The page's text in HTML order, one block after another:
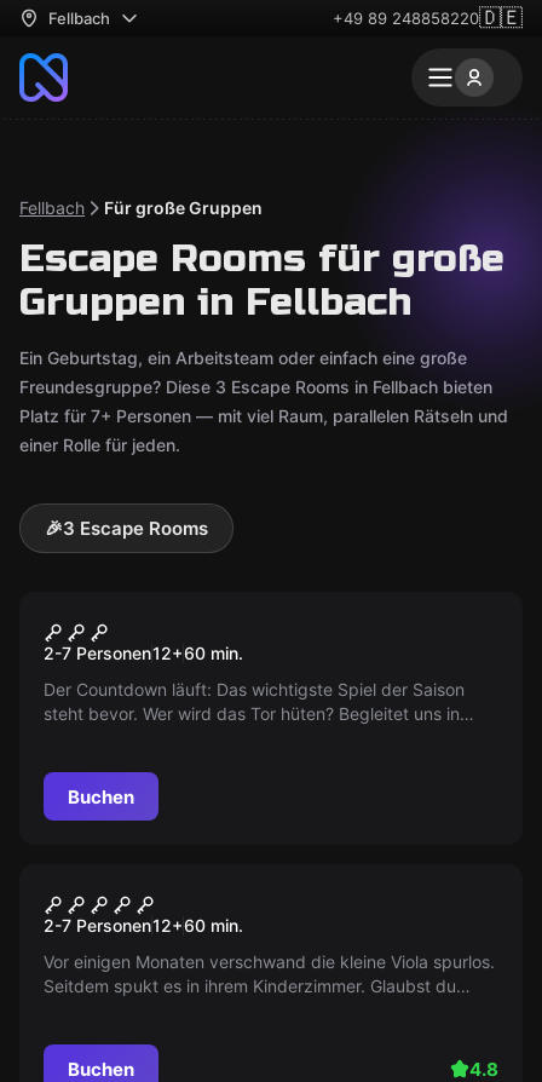
Fellbach +49 89 248858220🇩🇪
Fellbach Für große Gruppen
Escape Rooms für große
Gruppen in Fellbach
Ein Geburtstag, ein Arbeitsteam oder einfach eine große
Freundesgruppe? Diese 3 Escape Rooms in Fellbach bieten
Platz für 7+ Personen — mit viel Raum, parallelen Rätseln und
einer Rolle für jeden.
🎉3 Escape Rooms
The Manager
2-7 Personen12+60 min.
Der Countdown läuft: Das wichtigste Spiel der Saison
steht bevor. Wer wird das Tor hüten? Begleitet uns in
Buchen
Viola's Ghost
2-7 Personen12+60 min.
Vor einigen Monaten verschwand die kleine Viola spurlos.
Seitdem spukt es in ihrem Kinderzimmer. Glaubst du
Buchen 4.8